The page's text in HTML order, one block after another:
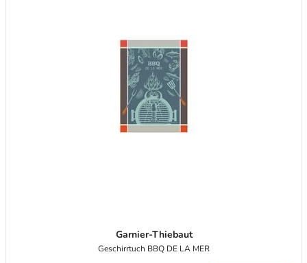
Garnier-Thiebaut
Geschirrtuch BBQ DE LA MER